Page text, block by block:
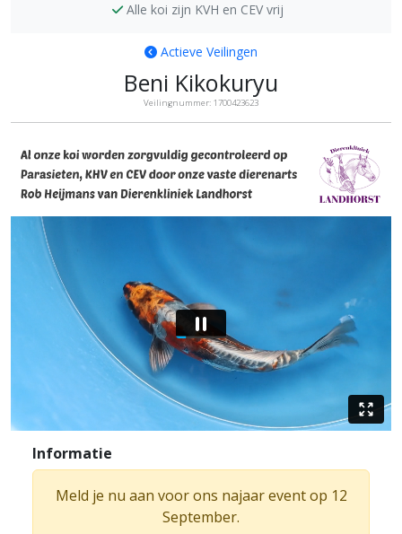
Alle koi zijn KVH en CEV vrij
Actieve Veilingen
Beni Kikokuryu
Veilingnummer: 1700423623
Informatie
Meld je nu aan voor ons najaar event op 12
September.